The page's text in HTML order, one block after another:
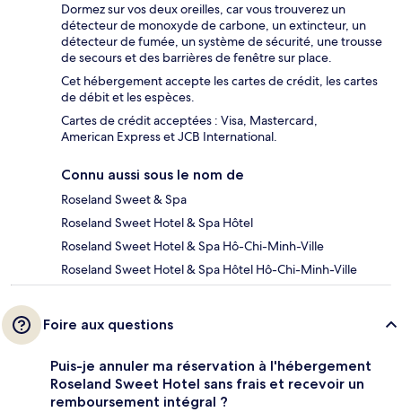
Dormez sur vos deux oreilles, car vous trouverez un
détecteur de monoxyde de carbone, un extincteur, un
détecteur de fumée, un système de sécurité, une trousse
de secours et des barrières de fenêtre sur place.
Cet hébergement accepte les cartes de crédit, les cartes
de débit et les espèces.
Cartes de crédit acceptées : Visa, Mastercard,
American Express et JCB International.
Connu aussi sous le nom de
Roseland Sweet & Spa
Roseland Sweet Hotel & Spa Hôtel
Roseland Sweet Hotel & Spa Hô-Chi-Minh-Ville
Roseland Sweet Hotel & Spa Hôtel Hô-Chi-Minh-Ville
Foire aux questions
Puis-je annuler ma réservation à l'hébergement
Roseland Sweet Hotel sans frais et recevoir un
remboursement intégral ?